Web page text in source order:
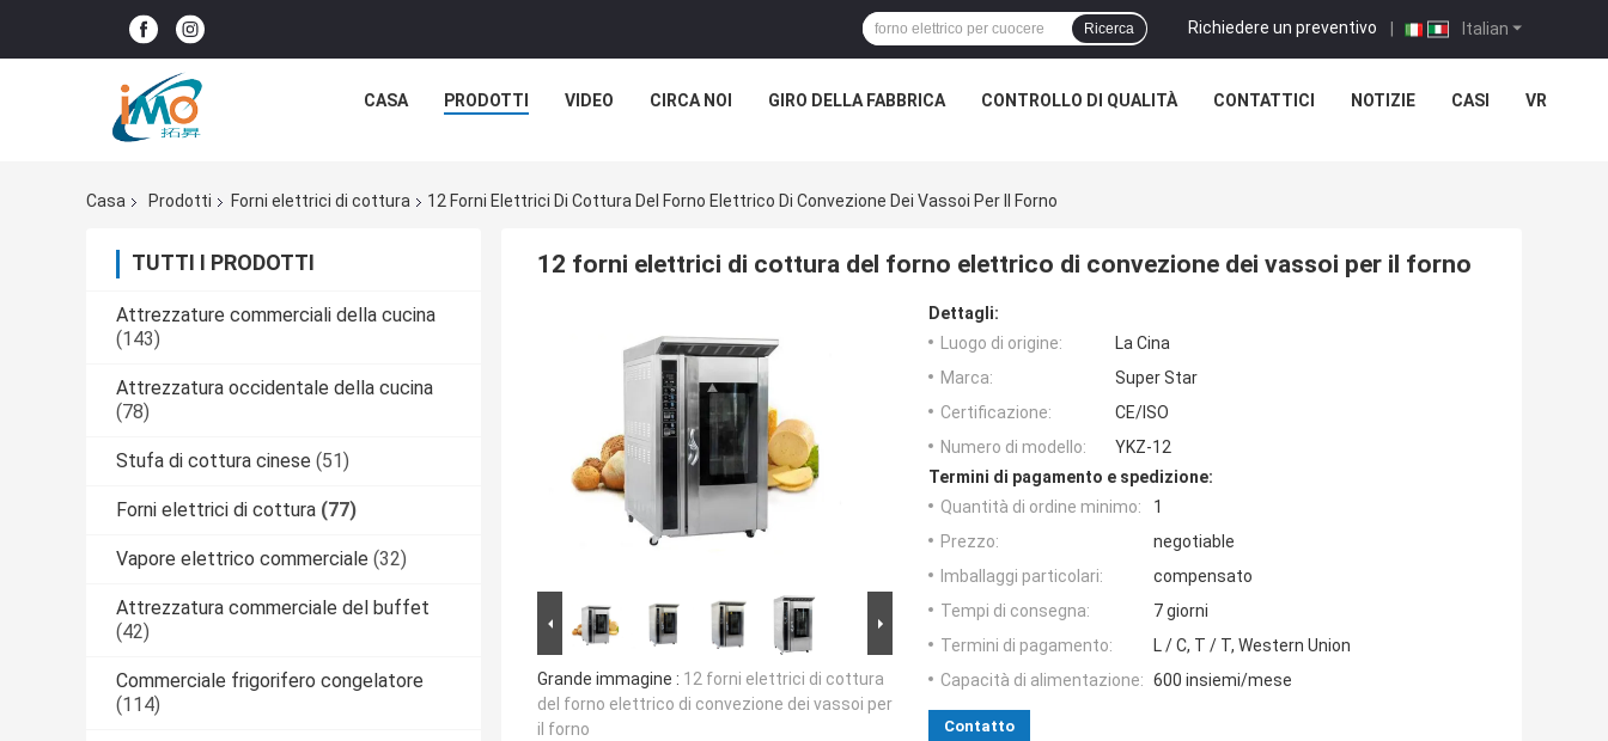
Italian
Richiedere un preventivo |
Ricerca
CASA PRODOTTI VIDEO CIRCA NOI GIRO DELLA FABBRICA CONTROLLO DI QUALITÀ CONTATTICI NOTIZIE CASI VR
Casa Prodotti Forni elettrici di cottura 12 Forni Elettrici Di Cottura Del Forno Elettrico Di Convezione Dei Vassoi Per Il Forno
TUTTI I PRODOTTI
Attrezzature commerciali della cucina
(143)
Attrezzatura occidentale della cucina
(78)
Stufa di cottura cinese (51)
Forni elettrici di cottura (77)
Vapore elettrico commerciale (32)
Attrezzatura commerciale del buffet
(42)
Commerciale frigorifero congelatore
(114)
12 forni elettrici di cottura del forno elettrico di convezione dei vassoi per il forno
Grande immagine : 12 forni elettrici di cottura
del forno elettrico di convezione dei vassoi per
il forno
Dettagli:
Luogo di origine:
La Cina
Marca:
Super Star
Certificazione:
CE/ISO
Numero di modello:
YKZ-12
Termini di pagamento e spedizione:
Quantità di ordine minimo:
1
Prezzo:
negotiable
Imballaggi particolari:
compensato
Tempi di consegna:
7 giorni
Termini di pagamento:
L / C, T / T, Western Union
Capacità di alimentazione: 600 insiemi/mese
Contatto